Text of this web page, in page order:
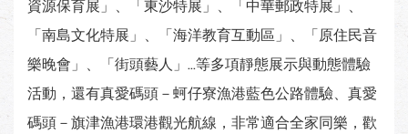
資源保育展」、「東沙特展」、「中華郵政特展」、
「南島文化特展」、「海洋教育互動區」、「原住民音
樂晚會」、「街頭藝人」…等多項靜態展示與動態體驗
活動，還有真愛碼頭－蚵仔寮漁港藍色公路體驗、真愛
碼頭－旗津漁港環港觀光航線，非常適合全家同樂，歡